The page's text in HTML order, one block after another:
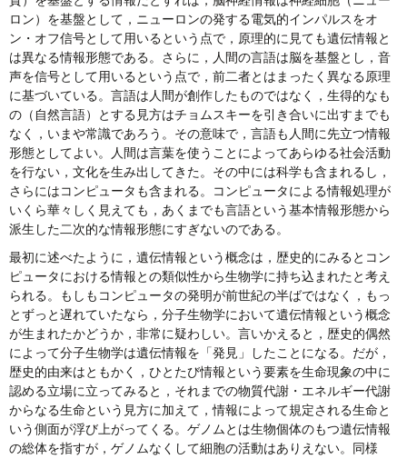
ロン）を基盤として，ニューロンの発する電気的インパルスをオ
ン・オフ信号として用いるという点で，原理的に見ても遺伝情報と
は異なる情報形態である。さらに，人間の言語は脳を基盤とし，音
声を信号として用いるという点で，前二者とはまったく異なる原理
に基づいている。言語は人間が創作したものではなく，生得的なも
の（自然言語）とする見方はチョムスキーを引き合いに出すまでも
なく，いまや常識であろう。その意味で，言語も人間に先立つ情報
形態としてよい。人間は言葉を使うことによってあらゆる社会活動
を行ない，文化を生み出してきた。その中には科学も含まれるし，
さらにはコンピュータも含まれる。コンピュータによる情報処理が
いくら華々しく見えても，あくまでも言語という基本情報形態から
派生した二次的な情報形態にすぎないのである。
最初に述べたように，遺伝情報という概念は，歴史的にみるとコン
ピュータにおける情報との類似性から生物学に持ち込まれたと考え
られる。もしもコンピュータの発明が前世紀の半ばではなく，もっ
とずっと遅れていたなら，分子生物学において遺伝情報という概念
が生まれたかどうか，非常に疑わしい。言いかえると，歴史的偶然
によって分子生物学は遺伝情報を「発見」したことになる。だが，
歴史的由来はともかく，ひとたび情報という要素を生命現象の中に
認める立場に立ってみると，それまでの物質代謝・エネルギー代謝
からなる生命という見方に加えて，情報によって規定される生命と
いう側面が浮び上がってくる。ゲノムとは生物個体のもつ遺伝情報
の総体を指すが，ゲノムなくして細胞の活動はありえない。同様